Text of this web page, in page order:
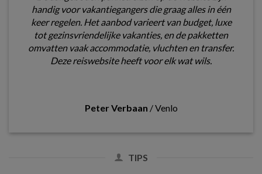
handig voor vakantiegangers die graag alles in één
keer regelen. Het aanbod varieert van budget, luxe
tot gezinsvriendelijke vakanties, en de pakketten
omvatten vaak accommodatie, vluchten en transfer.
Deze reiswebsite heeft voor elk wat wils.
Peter Verbaan /Venlo
TIPS